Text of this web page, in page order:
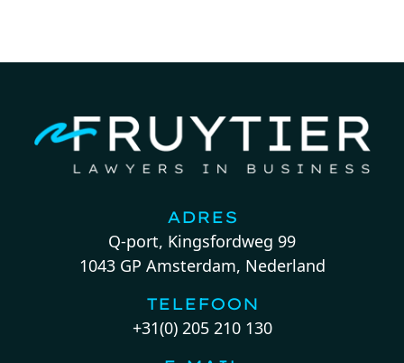
ADRES
Q-port, Kingsfordweg 99
1043 GP Amsterdam, Nederland
TELEFOON
+31(0) 205 210 130